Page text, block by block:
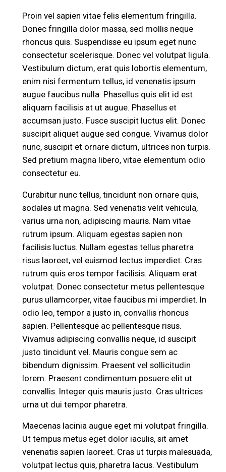
Proin vel sapien vitae felis elementum fringilla.
Donec fringilla dolor massa, sed mollis neque
rhoncus quis. Suspendisse eu ipsum eget nunc
consectetur scelerisque. Donec vel volutpat ligula.
Vestibulum dictum, erat quis lobortis elementum,
enim nisi fermentum tellus, id venenatis ipsum
augue faucibus nulla. Phasellus quis elit id est
aliquam facilisis at ut augue. Phasellus et
accumsan justo. Fusce suscipit luctus elit. Donec
suscipit aliquet augue sed congue. Vivamus dolor
nunc, suscipit et ornare dictum, ultrices non turpis.
Sed pretium magna libero, vitae elementum odio
consectetur eu.
Curabitur nunc tellus, tincidunt non ornare quis,
sodales ut magna. Sed venenatis velit vehicula,
varius urna non, adipiscing mauris. Nam vitae
rutrum ipsum. Aliquam egestas sapien non
facilisis luctus. Nullam egestas tellus pharetra
risus laoreet, vel euismod lectus imperdiet. Cras
rutrum quis eros tempor facilisis. Aliquam erat
volutpat. Donec consectetur metus pellentesque
purus ullamcorper, vitae faucibus mi imperdiet. In
odio leo, tempor a justo in, convallis rhoncus
sapien. Pellentesque ac pellentesque risus.
Vivamus adipiscing convallis neque, id suscipit
justo tincidunt vel. Mauris congue sem ac
bibendum dignissim. Praesent vel sollicitudin
lorem. Praesent condimentum posuere elit ut
convallis. Integer quis mauris justo. Cras ultrices
urna ut dui tempor pharetra.
Maecenas lacinia augue eget mi volutpat fringilla.
Ut tempus metus eget dolor iaculis, sit amet
venenatis sapien laoreet. Cras ut turpis malesuada,
volutpat lectus quis, pharetra lacus. Vestibulum